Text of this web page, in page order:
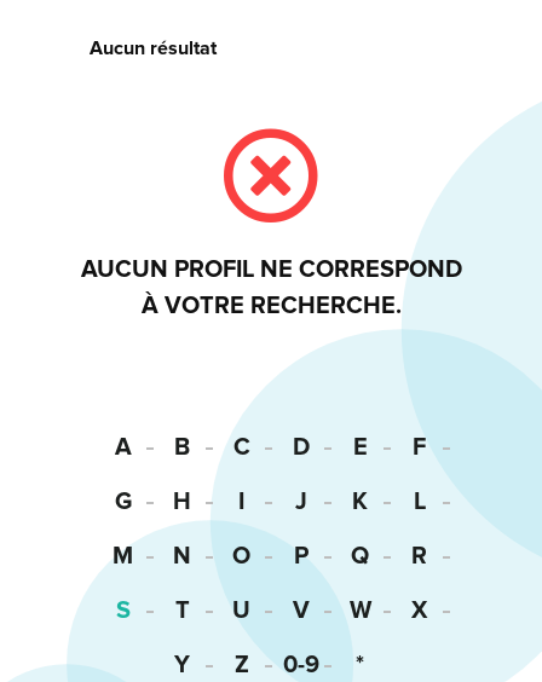
Aucun résultat
AUCUN PROFIL NE CORRESPOND
À VOTRE RECHERCHE.
A B C D E
F
G
H I J K
L
M
N O P Q
R
S
T U V W
X
Y
Z 0-9 *